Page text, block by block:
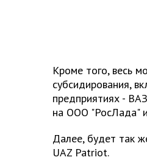
Кроме того, весь
субсидирования,
предприятиях -
на ООО "РосЛада"
Далее, будет так
UAZ Patriot.